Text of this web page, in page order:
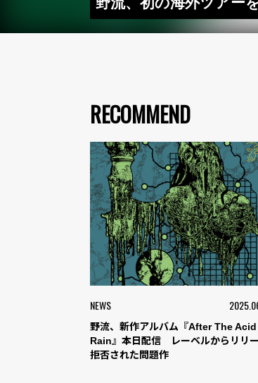
RECOMMEND
NEWS
野流、新作アルバム『After The Acid
Rain』本日配信 レーベルからリリ
拒否された問題作